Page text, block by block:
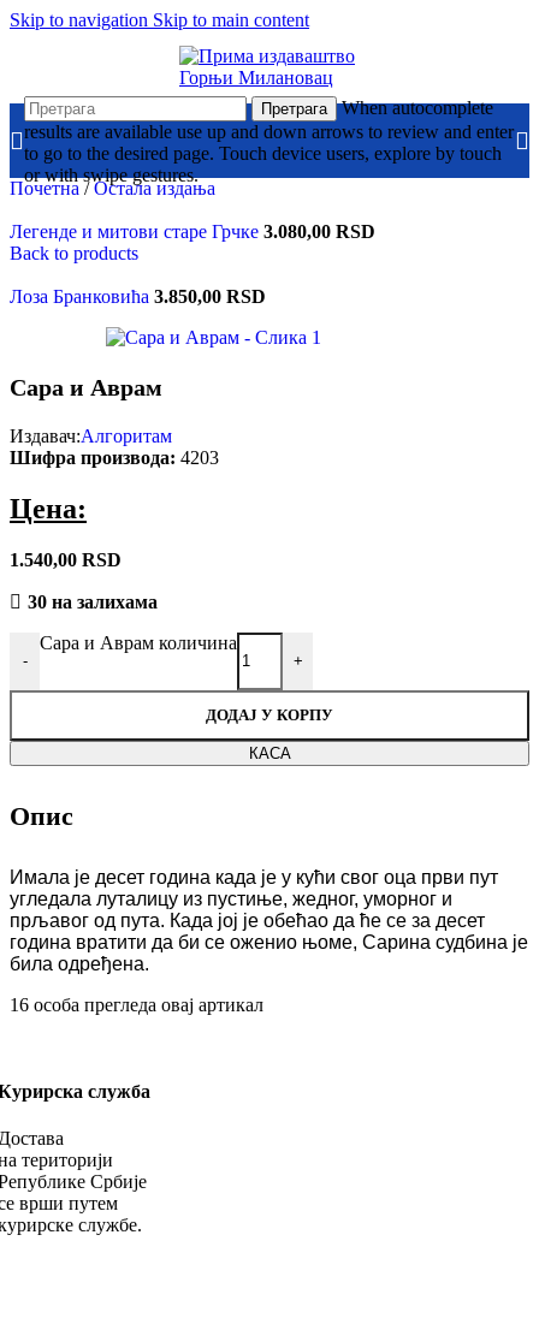
Skip to navigation Skip to main content
Претрага
When autocomplete
results are available use up and down arrows to review and enter
to go to the desired page. Touch device users, explore by touch
or with swipe gestures.
Почетна/ Остала издања
Легенде и митови старе Грчке 3.080,00 RSD
Back to products
Лоза Бранковића 3.850,00 RSD
Сара и Аврам
Издавач:Алгоритам
Шифра производа: 4203
Цена:
1.540,00 RSD
30 на залихама
-
Сара и Аврам количина
+
ДОДАЈ У КОРПУ
КАСА
Опис
Имала је десет година када је у кући свог оца први пут
угледала луталицу из пустиње, жедног, уморног и
прљавог од пута. Када јој је обећао да ће се за десет
година вратити да би се оженио њоме, Сарина судбина је
била одређена.
16 особа прегледа овај артикал
служба
територији
Србије
врши путем
службе.